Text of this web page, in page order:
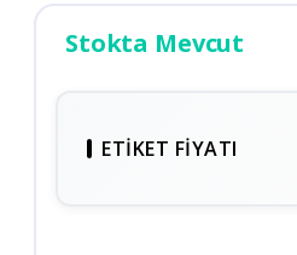
Stokta Mevcut
ETIKET FIYATI